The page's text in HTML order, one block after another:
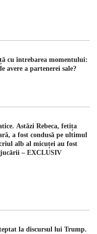
cu întrebarea momentului:
avere a partenerei sale?
Astăzi Rebeca, fetița
a fost condusă pe ultimul
alb al micuței au fost
– EXCLUSIV
la discursul lui Trump.